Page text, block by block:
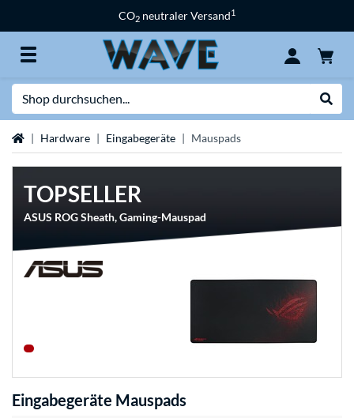
CO2 neutraler Versand1
StartseiteHardware Eingabegeräte Mauspads
TOPSELLER
ASUS ROG Sheath, Gaming-Mauspad
Eingabegeräte Mauspads